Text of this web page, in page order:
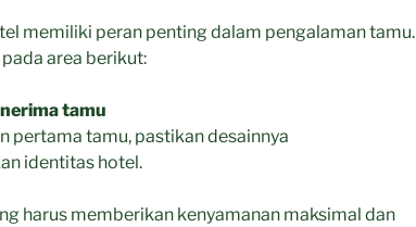
memiliki peran penting dalam pengalaman tamu.
area berikut:
tamu
pertama tamu, pastikan desainnya
identitas hotel.
harus memberikan kenyamanan maksimal dan